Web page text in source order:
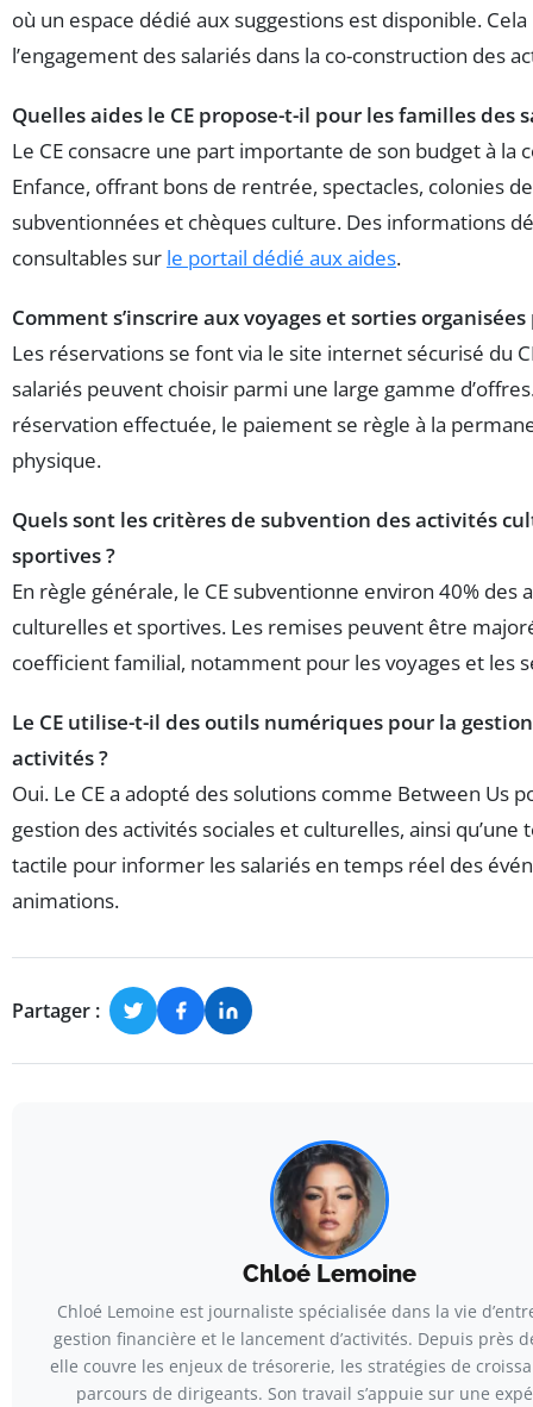
où un espace dédié aux suggestions est disponible.
l’engagement des salariés dans la co-construction des
Quelles aides le CE propose-t-il pour les familles des
Le CE consacre une part importante de son budget à la
Enfance, offrant bons de rentrée, spectacles, colonies
subventionnées et chèques culture. Des informations
consultables sur le portail dédié aux aides.
Comment s’inscrire aux voyages et sorties organisées
Les réservations se font via le site internet sécurisé du
salariés peuvent choisir parmi une large gamme
réservation effectuée, le paiement se règle à la
physique.
Quels sont les critères de subvention des activités
sportives ?
En règle générale, le CE subventionne environ 40% des
culturelles et sportives. Les remises peuvent être
coefficient familial, notamment pour les voyages et les
Le CE utilise-t-il des outils numériques pour la
activités ?
Oui. Le CE a adopté des solutions comme Between Us
gestion des activités sociales et culturelles, ainsi qu’une
tactile pour informer les salariés en temps réel des
animations.
Partager :
Chloé Lemoine
Chloé Lemoine est journaliste spécialisée dans la vie
gestion financière et le lancement d’activités. Depuis près
elle couvre les enjeux de trésorerie, les stratégies de
parcours de dirigeants. Son travail s’appuie sur une